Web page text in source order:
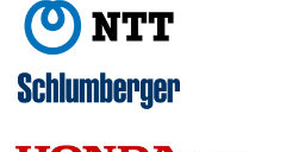
관련된 보고서
해외 시추 시장